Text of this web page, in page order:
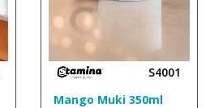
S4001
Mango Muki 350ml